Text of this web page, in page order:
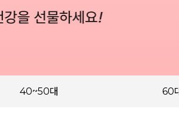
40~50대 60